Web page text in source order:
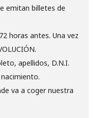
emitan billetes de
horas antes. Una vez
apellidos, D.N.I.
va a coger nuestra